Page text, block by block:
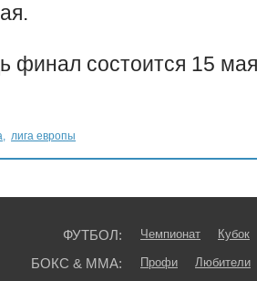
финал состоится 15
, лига европы
ФУТБОЛ: Чемпионат Кубок
БОКС & ММА: Профи Любители